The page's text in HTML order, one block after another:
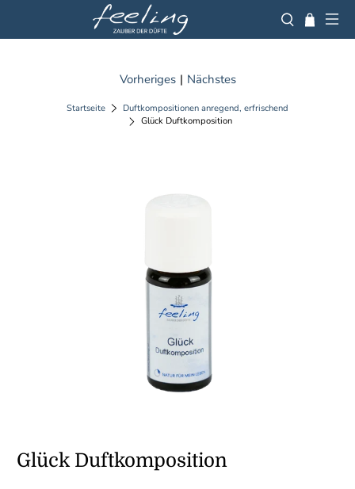
Startseite
Duftkompositionen anregend, erfrischend
Glück Duftkomposition
Vorheriges | Nächstes
Glück Duftkomposition